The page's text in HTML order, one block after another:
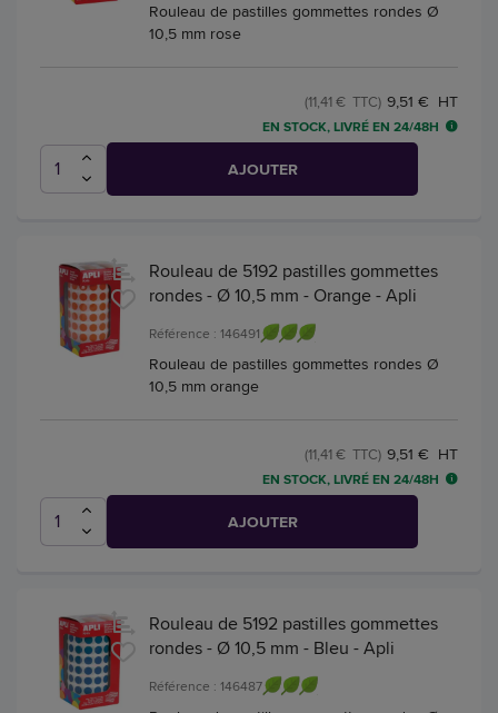
Rouleau de pastilles gommettes rondes Ø
10,5 mm rose
9,51 € HT
(11,41 € TTC)
EN STOCK, LIVRÉ EN 24/48H
AJOUTER
Rouleau de 5192 pastilles gommettes
rondes - Ø 10,5 mm - Orange - Apli
Référence : 146491
Rouleau de pastilles gommettes rondes Ø
10,5 mm orange
9,51 € HT
(11,41 € TTC)
EN STOCK, LIVRÉ EN 24/48H
AJOUTER
Rouleau de 5192 pastilles gommettes
rondes - Ø 10,5 mm - Bleu - Apli
Référence : 146487